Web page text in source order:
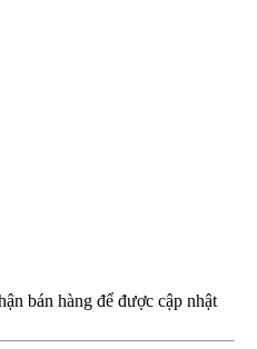
bán hàng để được cập nhật